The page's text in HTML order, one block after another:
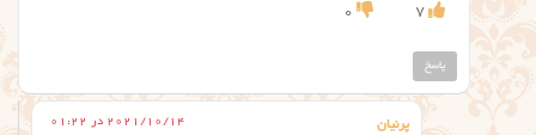
7
0
پاسخ
پرنیان 2021/10/14 در 01:22